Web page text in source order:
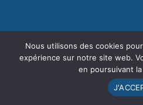
Nous utilisons des cookies
expérience sur notre site web.
en poursuivant